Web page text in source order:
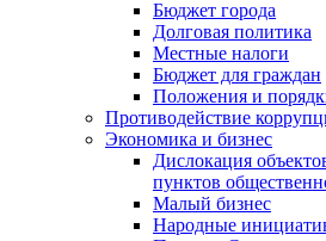
Бюджет города
Долговая политика
Местные налоги
Бюджет для граждан
Положения и
Противодействие
Экономика и бизнес
Дислокация
пунктов
Малый бизнес
Народные